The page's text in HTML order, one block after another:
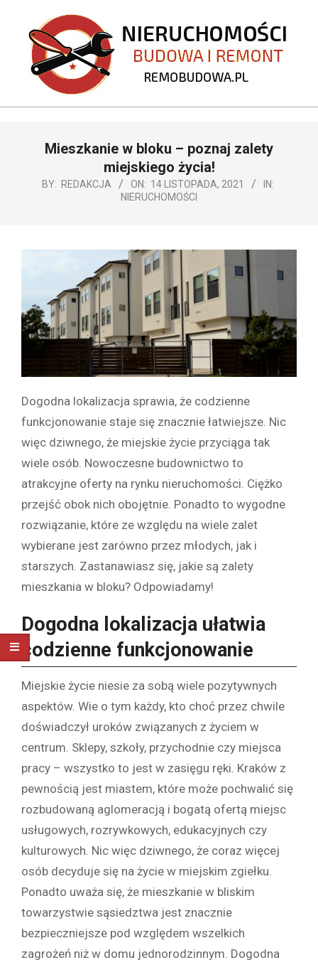
content
REMOBUDOWA.PL
NavigationMieszkanie w bloku – poznaj zalety
miejskiego życia!
BY: REDAKCJA ON: 14 LISTOPADA, 2021
IN:
NIERUCHOMOŚCI
Dogodna lokalizacja sprawia, że codzienne
funkcjonowanie staje się znacznie łatwiejsze. Nic
więc dziwnego, że miejskie życie przyciąga tak
wiele osób. Nowoczesne budownictwo to
atrakcyjne oferty na rynku nieruchomości. Ciężko
przejść obok nich obojętnie. Ponadto to wygodne
rozwiązanie, które ze względu na wiele zalet
wybierane jest zarówno przez młodych, jak i
starszych. Zastanawiasz się, jakie są zalety
mieszkania w bloku? Odpowiadamy!
Dogodna lokalizacja ułatwia
codzienne funkcjonowanie
Miejskie życie niesie za sobą wiele pozytywnych
aspektów. Wie o tym każdy, kto choć przez chwile
doświadczył uroków związanych z życiem w
centrum. Sklepy, szkoły, przychodnie czy miejsca
pracy – wszystko to jest w zasięgu ręki. Kraków z
pewnością jest miastem, które może pochwalić się
rozbudowaną aglomeracją i bogatą ofertą miejsc
usługowych, rozrywkowych, edukacyjnych czy
kulturowych. Nic więc dziwnego, że coraz więcej
osób decyduje się na życie w miejskim zgiełku.
Ponadto uważa się, że mieszkanie w bliskim
towarzystwie sąsiedztwa jest znacznie
bezpieczniejsze pod względem wszelkich
zagrożeń niż w domu jednorodzinnym. Dogodna